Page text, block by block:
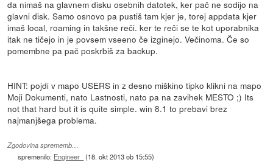
da nimaš na glavnem disku osebnih datotek, ker pač ne sodijo na
glavni disk. Samo osnovo pa pustiš tam kjer je, torej appdata kjer
imaš local, roaming in takšne reči. ker te reči se te kot uporabnika
itak ne tičejo in je povsem vseeno če izginejo. Večinoma. Če so
pomembne pa pač poskrbiš za backup.
HINT: pojdi v mapo USERS in z desno miškino tipko klikni na mapo
Moji Dokumenti, nato Lastnosti, nato pa na zavihek MESTO ;) Its
not that hard but it is quite simple. win 8.1 to prebavi brez
najmanjšega problema.
Zgodovina sprememb…
spremenilo: Engineer_ (18. okt 2013 ob 15:55)